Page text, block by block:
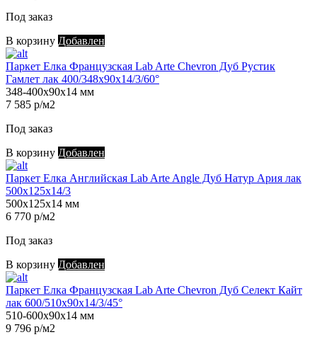
Под заказ
В корзину Добавлен
Паркет Елка Французская Lab Arte Chevron Дуб Рустик
Гамлет лак 400/348х90х14/3/60°
348-400х90х14 мм
7 585 р/м2
Под заказ
В корзину Добавлен
Паркет Елка Английская Lab Arte Angle Дуб Натур Ария лак
500х125х14/3
500х125х14 мм
6 770 р/м2
Под заказ
В корзину Добавлен
Паркет Елка Французская Lab Arte Chevron Дуб Селект Кайт
лак 600/510х90х14/3/45°
510-600х90х14 мм
9 796 р/м2